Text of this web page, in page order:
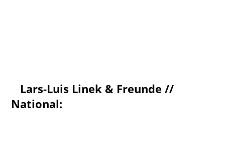
Lars-Luis Linek & Freunde //
National: